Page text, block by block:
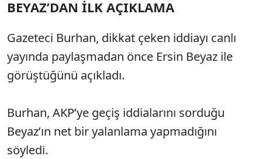
BEYAZ’DAN İLK AÇIKLAMA
Gazeteci Burhan, dikkat çeken iddiayı canlı
yayında paylaşmadan önce Ersin Beyaz ile
görüştüğünü açıkladı.
Burhan, AKP’ye geçiş iddialarını sorduğu
Beyaz’ın net bir yalanlama yapmadığını
söyledi.